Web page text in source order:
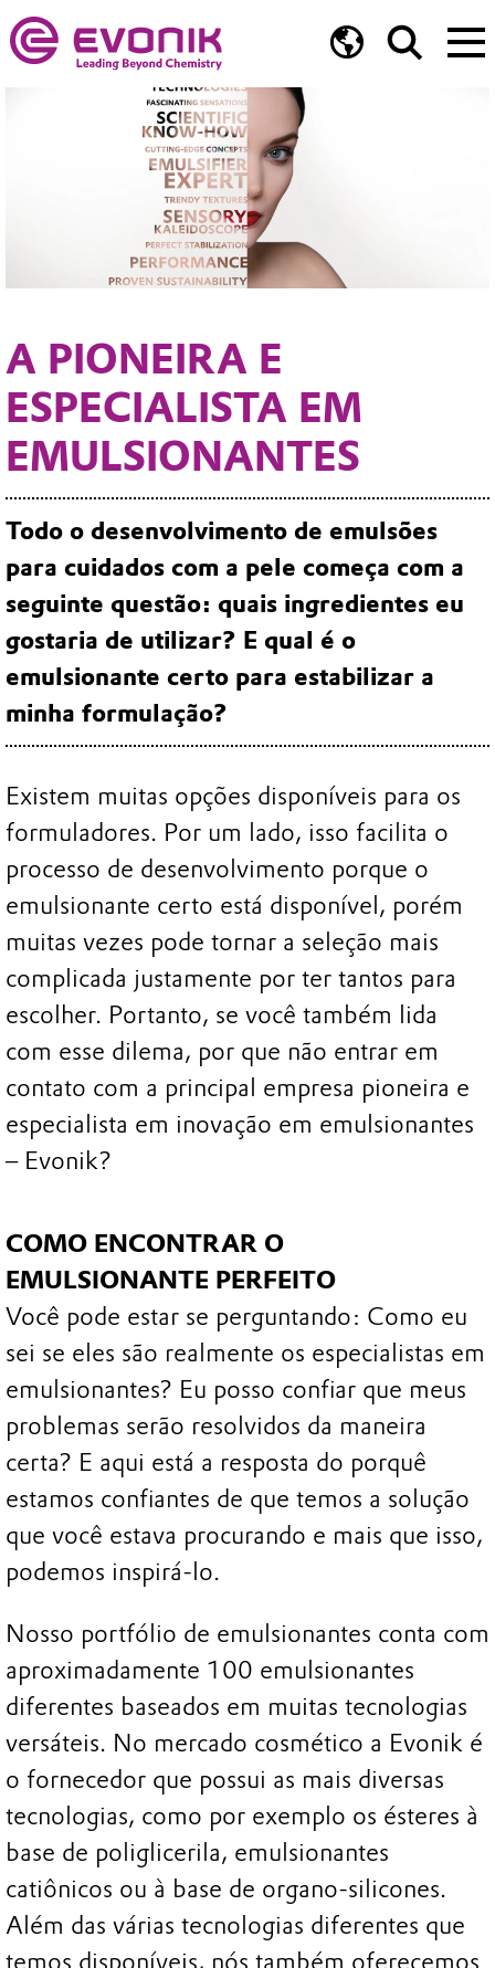
A PIONEIRA E
ESPECIALISTA EM
EMULSIONANTES
Todo o desenvolvimento de emulsões
para cuidados com a pele começa com a
seguinte questão: quais ingredientes eu
gostaria de utilizar? E qual é o
emulsionante certo para estabilizar a
minha formulação?
Existem muitas opções disponíveis para os
formuladores. Por um lado, isso facilita o
processo de desenvolvimento porque o
emulsionante certo está disponível, porém
muitas vezes pode tornar a seleção mais
complicada justamente por ter tantos para
escolher. Portanto, se você também lida
com esse dilema, por que não entrar em
contato com a principal empresa pioneira e
especialista em inovação em emulsionantes
– Evonik?
COMO ENCONTRAR O
EMULSIONANTE PERFEITO
Você pode estar se perguntando: Como eu
sei se eles são realmente os especialistas em
emulsionantes? Eu posso confiar que meus
problemas serão resolvidos da maneira
certa? E aqui está a resposta do porquê
estamos confiantes de que temos a solução
que você estava procurando e mais que isso,
podemos inspirá-lo.
Nosso portfólio de emulsionantes conta com
aproximadamente 100 emulsionantes
diferentes baseados em muitas tecnologias
versáteis. No mercado cosmético a Evonik é
o fornecedor que possui as mais diversas
tecnologias, como por exemplo os ésteres à
base de poliglicerila, emulsionantes
catiônicos ou à base de organo-silicones.
Além das várias tecnologias diferentes que
temos disponíveis, nós também oferecemos